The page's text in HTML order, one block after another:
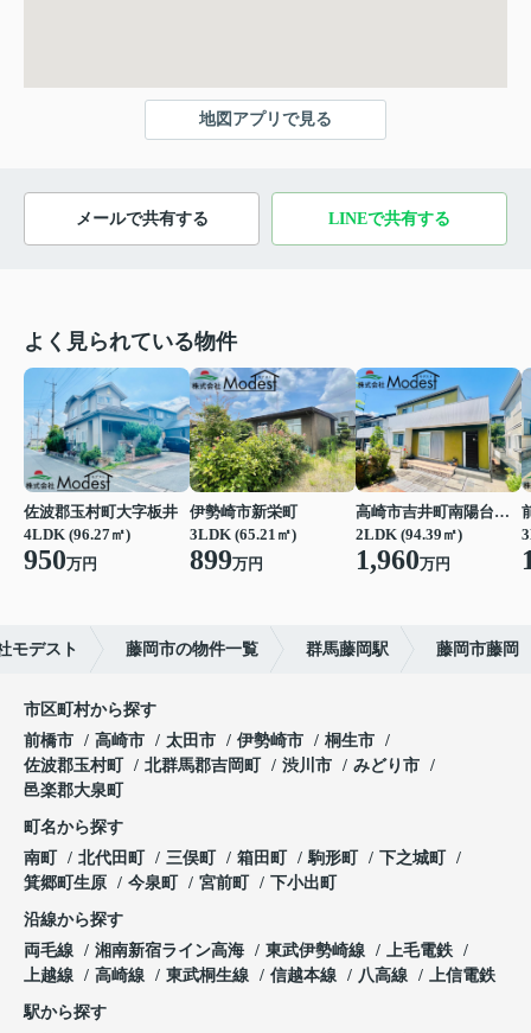
地図アプリで見る
メールで共有する LINEで共有する
よく見られている物件
佐波郡玉村町大字板井
4LDK (96.27㎡)
950万円
伊勢崎市新栄町
3LDK (65.21㎡)
899万円
高崎市吉井町南陽台２丁目
2LDK (94.39㎡)
1,960万円
モデスト 藤岡市の物件一覧 群馬藤岡駅 藤岡市藤岡
市区町村から探す
前橋市
高崎市 太田市 伊勢崎市
桐生市
佐波郡玉村町
北群馬郡吉岡町 渋川市
みどり市
邑楽郡大泉町
町名から探す
南町
北代田町 三俣町 箱田町 駒形町
下之城町
箕郷町生原
今泉町 宮前町 下小出町
沿線から探す
両毛線
湘南新宿ライン高海 東武伊勢崎線
上毛電鉄
上越線
高崎線 東武桐生線 信越本線 八高線 上信電鉄
駅から探す